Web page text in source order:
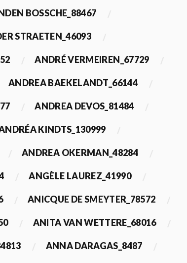
BOSSCHE_88467
STRAETEN_46093
ANDRÉ VERMEIREN_67729
ANDREA BAEKELANDT_66144
ANDREA DEVOS_81484
KINDTS_130999
ANDREA OKERMAN_48284
ANGÈLE LAUREZ_41990
ANICQUE DE SMEYTER_78572
ANITA VAN WETTERE_68016
ANNA DARAGAS_8487